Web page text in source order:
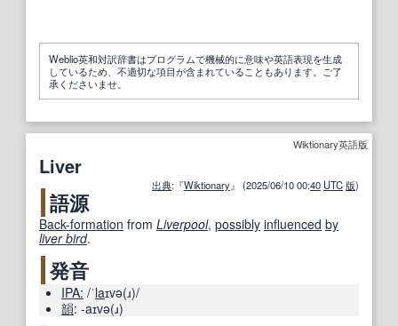
Weblio英和対訳辞書はプログラムで機械的に意味や英語表現を生成
しているため、不適切な項目が含まれていることもあります。ご了
承くださいませ。
Wiktionary英語版
Liver
出典:『Wiktionary』 (2025/06/10 00:40 UTC 版)
語源
Back-formation from Liverpool, possibly influenced by
liver bird.
発音
IPA: /ˈlaɪvə(ɹ)/
韻: -aɪvə(ɹ)